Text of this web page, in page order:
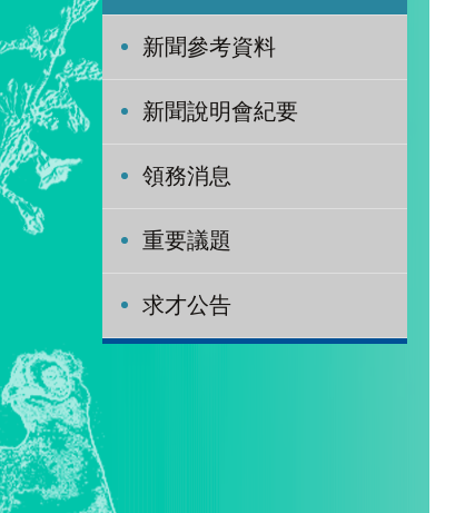
新聞參考資料
新聞說明會紀要
領務消息
重要議題
求才公告